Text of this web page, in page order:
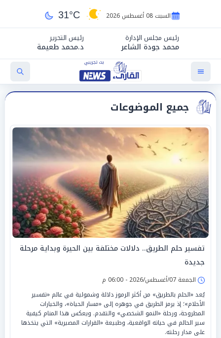
السبت 08 أغسطس 2026 31°C
رئيس مجلس الإدارة
محمد جودة الشاعر
رئيس التحرير
د.محمد طعيمة
جميع الموضوعات
تفسير حلم الطريق.. دلالات مختلفة بين الحيرة وبداية مرحلة
جديدة
الجمعة 07/أغسطس/2026 - 06:00 م
يُعد «الحلم بالطريق» من أكثر الرموز دلالة وشمولية في عالم «تفسير
الأحلام»؛ إذ يرمز الطريق في جوهره إلى «مسار الحياة»، والخيارات
المطروحة، ورحلة «النمو الشخصي» والتقدم. ويعكس هذا المنام كيفية
سير الحالم في حياته الواقعية، وطبيعة «القرارات المصيرية» التي يتخذها
على مدار رحلته.